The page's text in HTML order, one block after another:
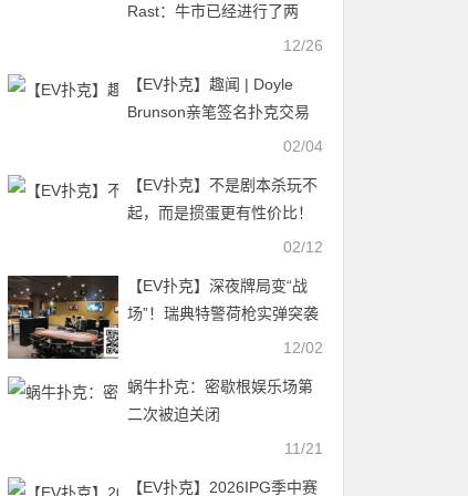
Rast：牛市已经进行了两
年，如果你还没买点比特币
12/26
【EV扑克】趣闻 | Doyle
Brunson亲笔签名扑克交易
卡以1603美元高价成交02/04
【EV扑克】不是剧本杀玩不
起，而是掼蛋更有性价比！
02/12
【EV扑克】深夜牌局变“战
场”！瑞典特警荷枪实弹突袭
扑克比赛，线下扑克彻底凉
12/02
蜗牛扑克：密歇根娱乐场第
二次被迫关闭
11/21
【EV扑克】2026IPG季中赛